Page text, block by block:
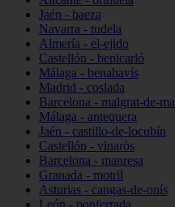
Jaén - baeza
Navarra - tudela
Almería - el-ejido
Castellón - benicarló
Málaga - benahavís
Madrid - coslada
Barcelona - malgrat-de-
Málaga - antequera
Jaén - castillo-de-locubín
Castellón - vinaròs
Barcelona - manresa
Granada - motril
Asturias - cangas-de-onís
León - ponferrada